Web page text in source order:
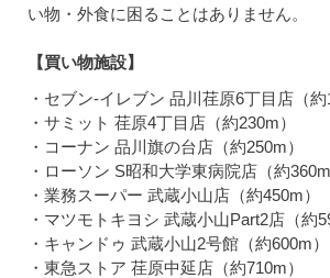
い物・外食に困ることはありません。
【買い物施設】
・セブン-イレブン 品川荏原6丁目店（約
・サミット 荏原4丁目店（約230m）
・コーナン 品川旗の台店（約250m）
・ローソン S昭和大学東病院店（約360m
・業務スーパー 武蔵小山店（約450m）
・マツモトキヨシ 武蔵小山Part2店（約
・キャンドゥ 武蔵小山2号館（約600m）
・東急ストア 荏原中延店（約710m）